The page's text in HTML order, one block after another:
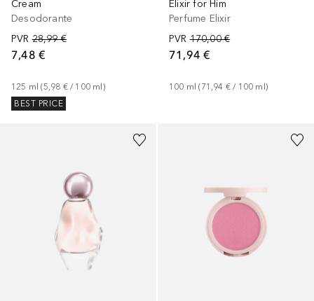
Cream
Desodorante
PVR 28,99 €
7,48 €
125 ml (5,98 € / 100 ml )
BEST PRICE
Elixir for Him
Perfume Elixir
PVR 170,00 €
71,94 €
100 ml (71,94 € / 100 ml )